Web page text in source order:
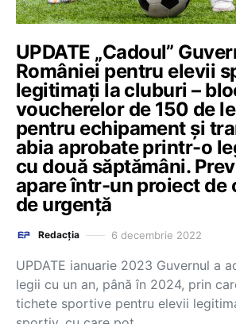
UPDATE „Cadoul”
României pentru elevii
legitimați la cluburi –
voucherelor de 150 de
pentru echipament și
abia aprobate printr-o
cu două săptămâni.
apare într-un proiect de
de urgență
Redacția 6 decembrie 2022
UPDATE ianuarie 2023 Guvernul a
legii cu un an, până în 2024, prin
tichete sportive pentru elevii